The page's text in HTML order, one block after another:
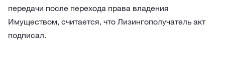
передачи после перехода права владения
Имуществом, считается, что Лизингополучатель акт
подписал.